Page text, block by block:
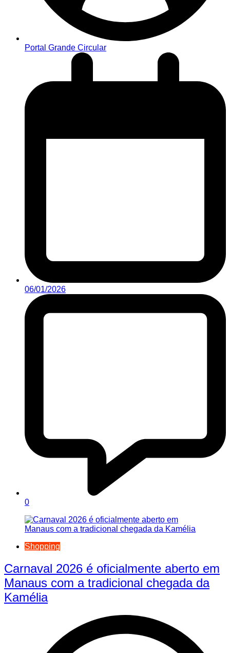
Portal Grande Circular
06/01/2026
0
Shopping
Carnaval 2026 é oficialmente aberto em
Manaus com a tradicional chegada da
Kamélia